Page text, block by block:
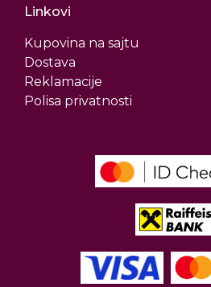
Linkovi
Kupovina na sajtu
Dostava
Reklamacije
Polisa privatnosti